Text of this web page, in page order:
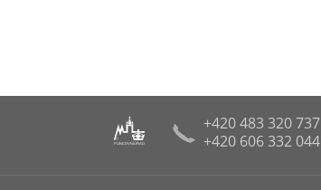
PUNCOVNÍ ÚŘAD
+420 483 320 737
+420 606 332 044